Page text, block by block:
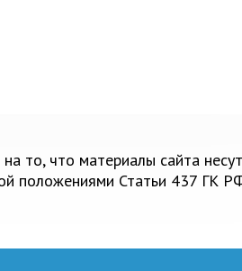
то, что материалы сайта
положениями Статьи 437 ГК